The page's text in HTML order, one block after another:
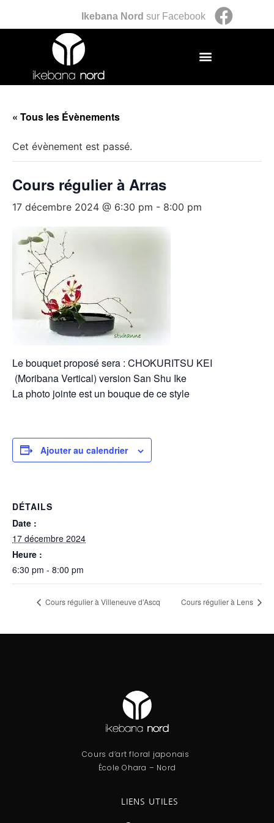
Ikebana Nord sur Facebook
« Tous les Évènements
Cet évènement est passé.
Cours régulier à Arras
17 décembre 2024 @ 6:30 pm - 8:00 pm
Le bouquet proposé sera : CHOKURITSU KEI
(Moribana Vertical) version San Shu Ike
La photo jointe est un bouque de ce style
Ajouter au calendrier
DÉTAILS
Date :
17 décembre 2024
Heure :
6:30 pm - 8:00 pm
Cours régulier à Villeneuve d’Ascq Cours régulier à Lens
Cours d’art floral japonais
École Ohara – Nord
LIENS UTILES